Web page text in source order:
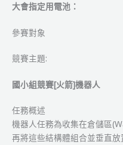
大會指定用電池：
參賽對象
競賽主題:
國小組競賽[火箭]機器人
任務概述
機器人任務為收集在倉儲區
再將這些結構體組合並垂直